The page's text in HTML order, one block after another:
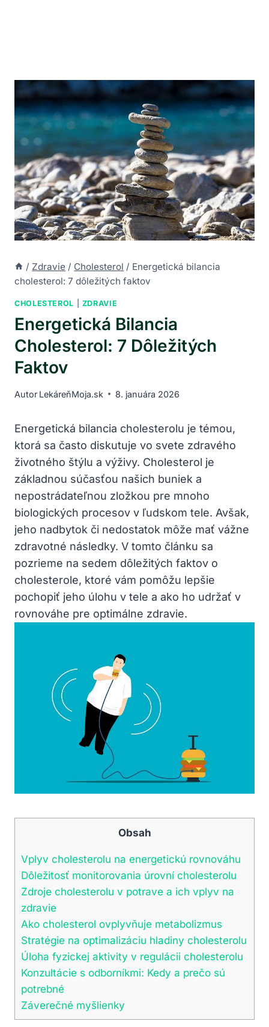
/ Zdravie / Cholesterol / Energetická bilancia
cholesterol: 7 dôležitých faktov
CHOLESTEROL ZDRAVIE
Energetická Bilancia
Cholesterol: 7 Dôležitých
Faktov
Autor LekáreňMoja.sk 8. januára 2026
Energetická bilancia cholesterolu je témou,
ktorá sa často diskutuje vo svete zdravého
životného štýlu a výživy. Cholesterol je
základnou súčasťou našich buniek a ​
nepostrádateľnou zložkou pre mnoho
biologických procesov v ľudskom tele. Avšak,
jeho nadbytok či‍ nedostatok môže ​mať vážne⁢
zdravotné následky. V tomto‍ článku sa
pozrieme na sedem dôležitých faktov o
cholesterole, ktoré vám pomôžu lepšie​
pochopiť jeho úlohu v tele a⁢ ako ho udržať v ​
rovnováhe pre optimálne zdravie.
Obsah
Vplyv cholesterolu na energetickú rovnováhu
Dôležitosť monitorovania úrovní cholesterolu
Zdroje cholesterolu v potrave a ich vplyv na
zdravie
Ako cholesterol ovplyvňuje⁤ metabolizmus
Stratégie na‍ optimalizáciu hladiny cholesterolu
Úloha fyzickej aktivity‌ v regulácii cholesterolu
Konzultácie s odborníkmi: Kedy a prečo sú
potrebné
Záverečné​ myšlienky